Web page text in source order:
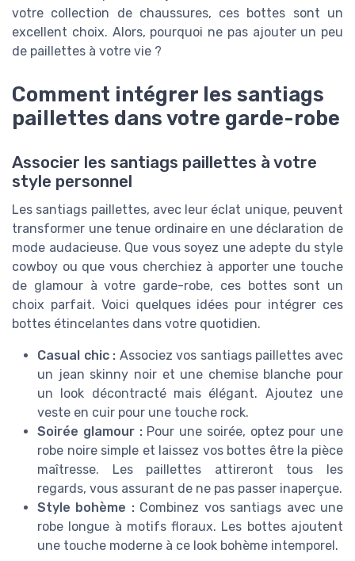
votre collection de chaussures, ces bottes sont un
excellent choix. Alors, pourquoi ne pas ajouter un peu
de paillettes à votre vie ?
Comment intégrer les santiags
paillettes dans votre garde-robe
Associer les santiags paillettes à votre
style personnel
Les santiags paillettes, avec leur éclat unique, peuvent
transformer une tenue ordinaire en une déclaration de
mode audacieuse. Que vous soyez une adepte du style
cowboy ou que vous cherchiez à apporter une touche
de glamour à votre garde-robe, ces bottes sont un
choix parfait. Voici quelques idées pour intégrer ces
bottes étincelantes dans votre quotidien.
Casual chic : Associez vos santiags paillettes avec
un jean skinny noir et une chemise blanche pour
un look décontracté mais élégant. Ajoutez une
veste en cuir pour une touche rock.
Soirée glamour :Pour une soirée, optez pour une
robe noire simple et laissez vos bottes être la pièce
maîtresse. Les paillettes attireront tous les
regards, vous assurant de ne pas passer inaperçue.
Style bohème :Combinez vos santiags avec une
robe longue à motifs floraux. Les bottes ajoutent
une touche moderne à ce look bohème intemporel.